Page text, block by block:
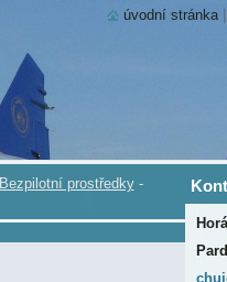
Bezpilotní prostředky -
úvodní stránka